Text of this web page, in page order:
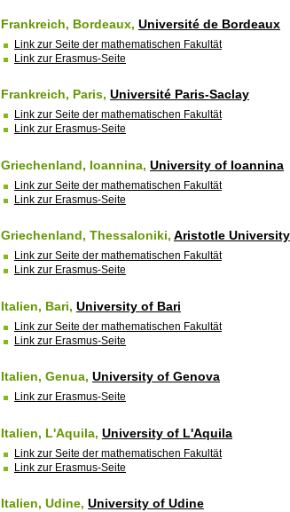
Frankreich, Bordeaux, Université de Bordeaux
Link zur Seite der mathematischen Fakultät
Link zur Erasmus-Seite
Frankreich, Paris, Université Paris-Saclay
Link zur Seite der mathematischen Fakultät
Link zur Erasmus-Seite
Griechenland, Ioannina, University of Ioannina
Link zur Seite der mathematischen Fakultät
Link zur Erasmus-Seite
Griechenland, Thessaloniki, Aristotle
Link zur Seite der mathematischen Fakultät
Link zur Erasmus-Seite
Italien, Bari, University of Bari
Link zur Seite der mathematischen Fakultät
Link zur Erasmus-Seite
Italien, Genua, University of Genova
Link zur Erasmus-Seite
Italien, L'Aquila, University of L'Aquila
Link zur Seite der mathematischen Fakultät
Link zur Erasmus-Seite
Italien, Udine, University of Udine